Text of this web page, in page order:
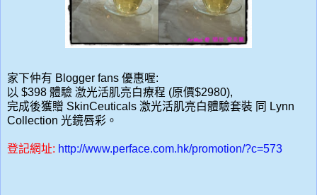
家下仲有 B logger fans 優惠喔:
以 $398 體驗 激光活肌亮白療程 (原價$2980),
完成後獲贈 SkinCeuticals 激光活肌亮白體驗套裝 同 Lynn
Collection 光鏡唇彩 。
登記網址: http://www.perface.com.hk/promotion/?c=573